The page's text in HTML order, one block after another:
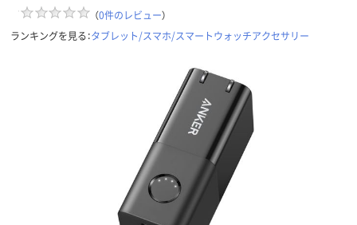
（0件のレビュー）
ランキングを見る：タブレット/スマホ/スマートウォッチアクセサリー